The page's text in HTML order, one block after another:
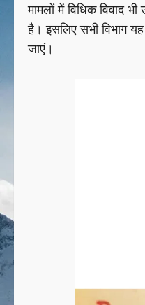
मामलों में विधिक विवाद
है। इसलिए सभी विभाग
जाएं।